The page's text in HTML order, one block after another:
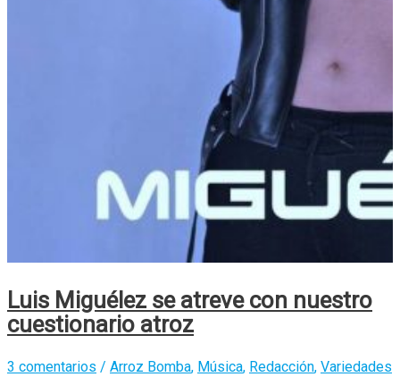
Luis Miguélez se atreve con nuestro
cuestionario atroz
3 comentarios / Arroz Bomba, Música, Redacción, Variedades